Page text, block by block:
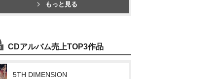
もっと見る
CDアルバム売上TOP3作品
5TH DIMENSION